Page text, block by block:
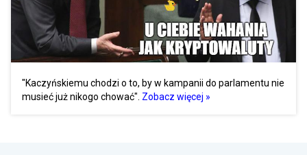
"Kaczyńskiemu chodzi o to, by w kampanii do parlamentu nie
musieć już nikogo chować". Zobacz więcej »